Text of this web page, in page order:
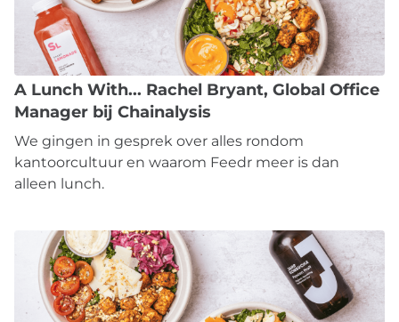
A Lunch With... Rachel Bryant, Global Office
Manager bij Chainalysis
We gingen in gesprek over alles rondom
kantoorcultuur en waarom Feedr meer is dan
alleen lunch.